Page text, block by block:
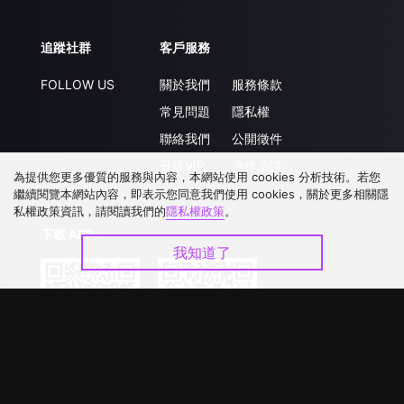
追蹤社群
FOLLOW US
客戶服務
關於我們
常見問題
聯絡我們
服務條款
隱私權
公開徵件
下載 APP
為提供您更多優質的服務與內容，本網站使用 cookies 分析技術。若您
繼續閱覽本網站內容，即表示您同意我們使用 cookies，關於更多相關隱
私權政策資訊，請閱讀我們的隱私權政策。
我知道了